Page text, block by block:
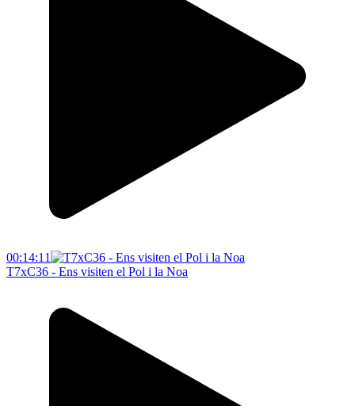
00:14:11
T7xC36 - Ens visiten el Pol i la Noa